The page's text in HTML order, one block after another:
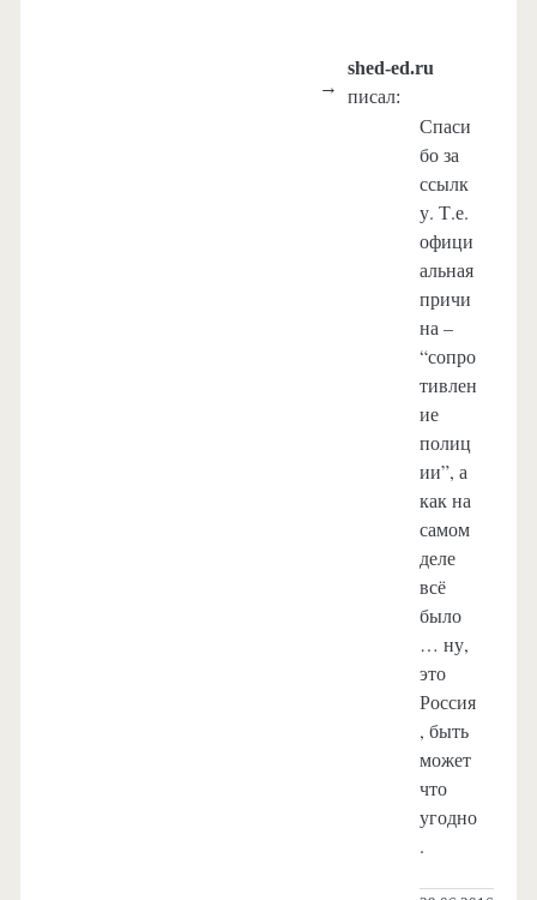
shed-ed.ru
писал:
Спаси
бо за
ссылк
у. Т.е.
офици
альная
причи
на –
“сопро
тивлен
ие
полиц
ии”, а
как на
самом
деле
всё
было
… ну,
это
Россия
, быть
может
что
угодно
.